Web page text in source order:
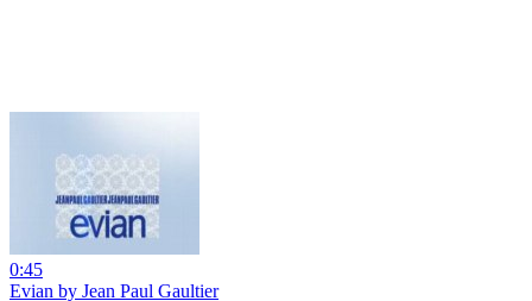
0:45
Evian by Jean Paul Gaultier